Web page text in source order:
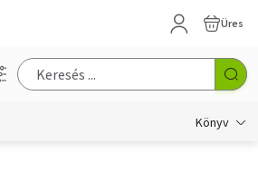
Üres
Könyv